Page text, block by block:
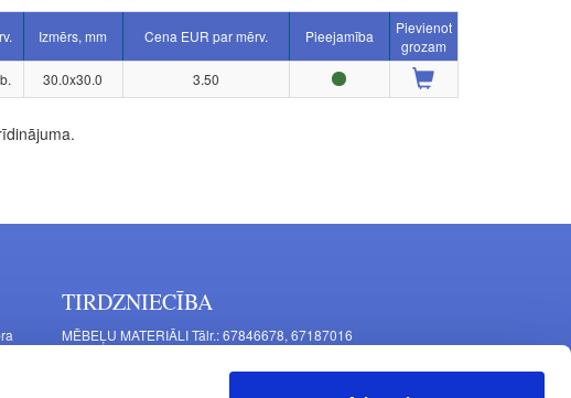
Izmērs, mm Cena EUR par mērv. Pieejamība
Pievienot
grozam
30.0x30.0 3.50
TIRDZNIECĪBA
MĒBEĻU MATERIĀLI Tālr.: 67846678, 67187016
Mašīnu iela 11, Rīga, LV-1063, Latvija